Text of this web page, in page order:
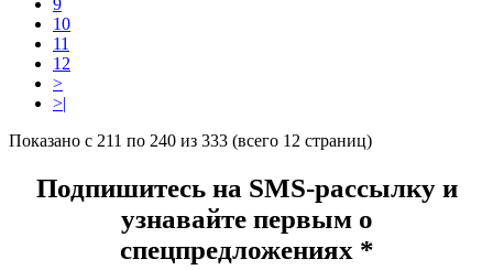
10
11
12
>
>|
Показано с 211 по 240 из 333 (всего 12 страниц)
Подпишитесь на SMS-рассылку и
узнавайте первым о
спецпредложениях *